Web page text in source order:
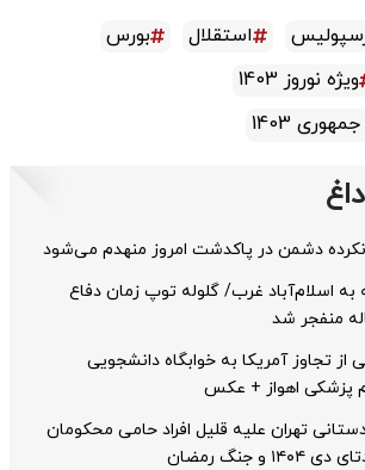
استقلال
بورس
ویژه نوروز 1403
1403
دشمن در پاکدشت امروز منهدم می‌شود
اسلام‌آباد غرب/ گلوله توپ زمان دفاع
از تجاوز آمریکا به خوابگاه دانشجویی
پزشکی اهواز + عکس
تهران علیه قلیل افراد حامی محکومان
و جنگ رمضان